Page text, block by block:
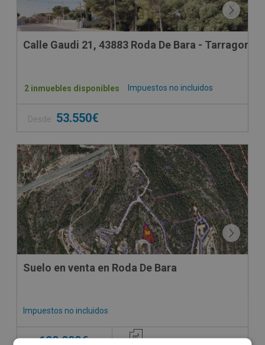
Calle Gaudi 21, 43883 Roda De Bara - Tarragona
Impuestos no incluidos
2 inmuebles disponibles
Desde 53.550€
CONDICIONES ESPECIALES
Suelo en venta en Roda De Bara
Impuestos no incluidos
100.000€